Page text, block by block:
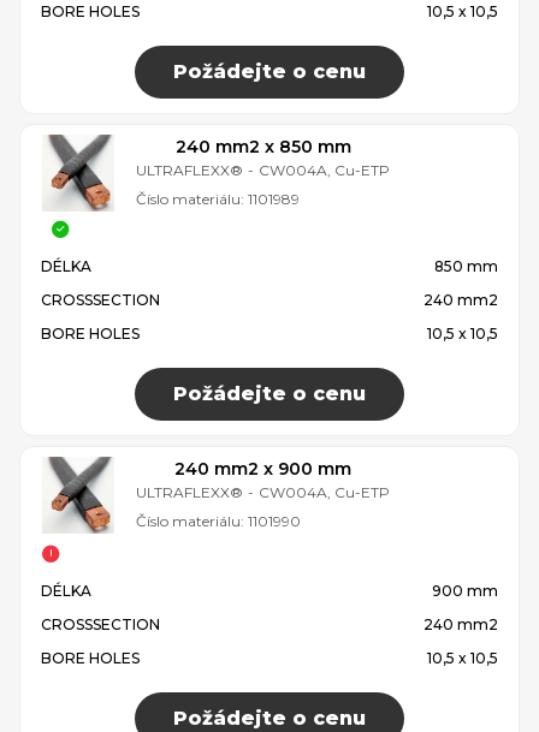
BORE HOLES
10,5 x 10,5
Požádejte o cenu
240 mm2 x 850 mm
ULTRAFLEXX® - CW004A, Cu-ETP
Číslo materiálu: 1101989
DÉLKA
850 mm
CROSSSECTION
240 mm2
BORE HOLES
10,5 x 10,5
Požádejte o cenu
240 mm2 x 900 mm
ULTRAFLEXX® - CW004A, Cu-ETP
Číslo materiálu: 1101990
DÉLKA
900 mm
CROSSSECTION
240 mm2
BORE HOLES
10,5 x 10,5
Požádejte o cenu